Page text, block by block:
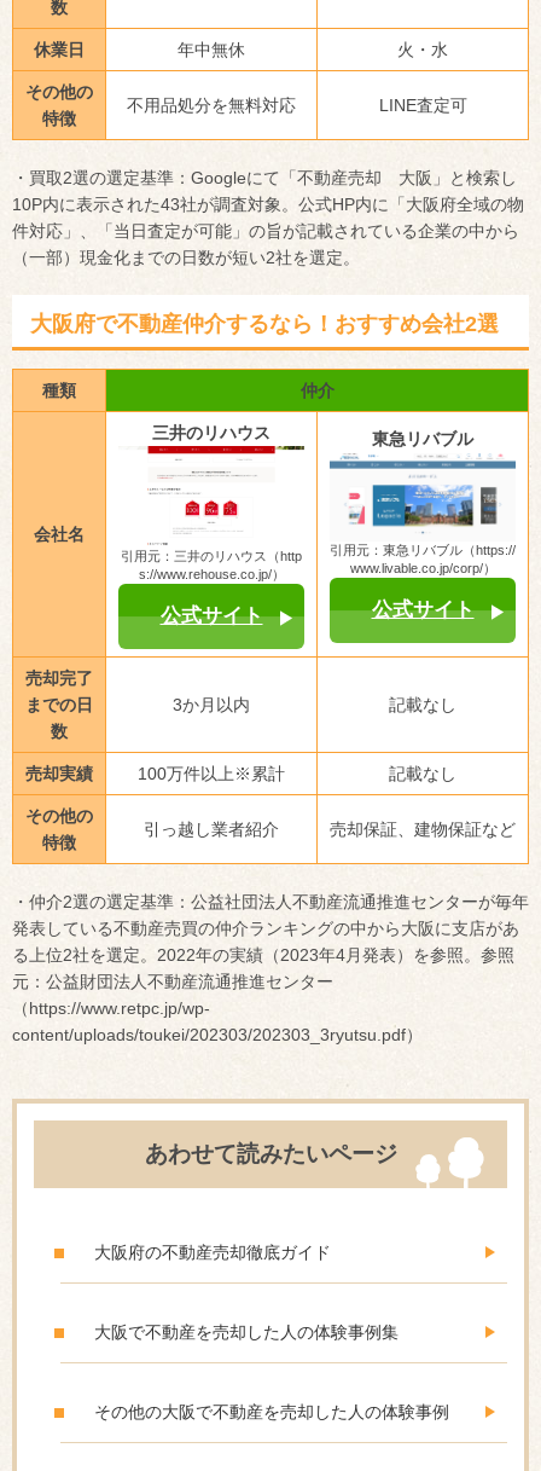
数
休業日 年中無休 火・水
その他の
特徴
不用品処分を無料対応 LINE査定可
・買取2選の選定基準：Googleにて「不動産売却 大阪」と検索し
10P内に表示された43社が調査対象。公式HP内に「大阪府全域の物
件対応」、「当日査定が可能」の旨が記載されている企業の中から
（一部）現金化までの日数が短い2社を選定。
大阪府で不動産仲介するなら！おすすめ会社2選
種類 仲介
会社名
三井のリハウス
引用元：三井のリハウス（http
s://www.rehouse.co.jp/）
公式サイト
東急リバブル
引用元：東急リバブル（https://
www.livable.co.jp/corp/）
公式サイト
売却完了
までの日
数
3か月以内 記載なし
売却実績 100万件以上※累計 記載なし
その他の
特徴
引っ越し業者紹介 売却保証、建物保証など
・仲介2選の選定基準：公益社団法人不動産流通推進センターが毎年
発表している不動産売買の仲介ランキングの中から大阪に支店があ
る上位2社を選定。2022年の実績（2023年4月発表）を参照。参照
元：公益財団法人不動産流通推進センター
（https://www.retpc.jp/wp-
content/uploads/toukei/202303/202303_3ryutsu.pdf）
あわせて読みたいページ
大阪府の不動産売却徹底ガイド
大阪で不動産を売却した人の体験事例集
その他の大阪で不動産を売却した人の体験事例